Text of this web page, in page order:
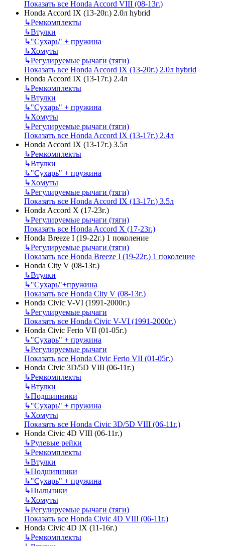
Показать все Honda Accord VIII (08-13г.)
Honda Accord IX (13-20г.) 2.0л hybrid
↳Ремкомплекты
↳Втулки
↳"Сухарь" + пружина
↳Хомуты
↳Регулируемые рычаги (тяги)
Показать все Honda Accord IX (13-20г.) 2.0л hybrid
Honda Accord IX (13-17г.) 2.4л
↳Ремкомплекты
↳Втулки
↳"Сухарь" + пружина
↳Хомуты
↳Регулируемые рычаги (тяги)
Показать все Honda Accord IX (13-17г.) 2.4л
Honda Accord IX (13-17г.) 3.5л
↳Ремкомплекты
↳Втулки
↳"Сухарь" + пружина
↳Хомуты
↳Регулируемые рычаги (тяги)
Показать все Honda Accord IX (13-17г.) 3.5л
Honda Accord X (17-23г.)
↳Регулируемые рычаги (тяги)
Показать все Honda Accord X (17-23г.)
Honda Breeze I (19-22г.) 1 поколение
↳Регулируемые рычаги (тяги)
Показать все Honda Breeze I (19-22г.) 1 поколение
Honda City V (08-13г.)
↳Втулки
↳"Сухарь"+пружина
Показать все Honda City V (08-13г.)
Honda Civic V-VI (1991-2000г.)
↳Регулируемые рычаги
Показать все Honda Civic V-VI (1991-2000г.)
Honda Civic Ferio VII (01-05г.)
↳"Сухарь" + пружина
↳Регулируемые рычаги
Показать все Honda Civic Ferio VII (01-05г.)
Honda Civic 3D/5D VIII (06-11г.)
↳Ремкомплекты
↳Втулки
↳Подшипники
↳"Сухарь" + пружина
↳Хомуты
Показать все Honda Civic 3D/5D VIII (06-11г.)
Honda Civic 4D VIII (06-11г.)
↳Рулевые рейки
↳Ремкомплекты
↳Втулки
↳Подшипники
↳"Сухарь" + пружина
↳Пыльники
↳Хомуты
↳Регулируемые рычаги (тяги)
Показать все Honda Civic 4D VIII (06-11г.)
Honda Civic 4D IX (11-16г.)
↳Ремкомплекты